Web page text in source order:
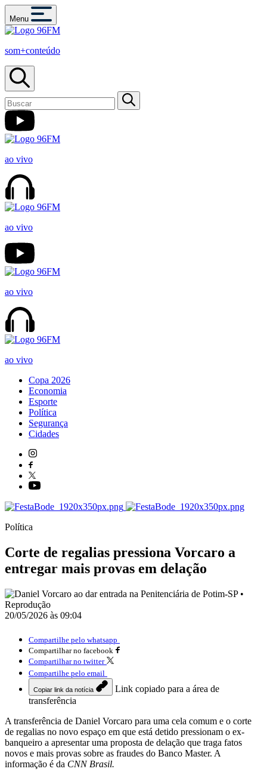
Menu
som+conteúdo
ao vivo
ao vivo
ao vivo
ao vivo
Copa 2026
Economia
Esporte
Política
Segurança
Cidades
Política
Corte de regalias pressiona Vorcaro a
entregar mais provas em delação
20/05/2026 às 09:04
Compartilhe pelo whatsapp
Compartilhar no facebook
Compartilhar no twitter
Compartilhe pelo email
Copiar link da notícia
Link copiado para a área de
transferência
A transferência de Daniel Vorcaro para uma cela comum e o corte
de regalias no novo espaço em que está detido pressionam o ex-
banqueiro a apresentar uma proposta de delação que traga fatos
novos e mais provas sobre as fraudes do Banco Master. A
informação é da CNN Brasil.